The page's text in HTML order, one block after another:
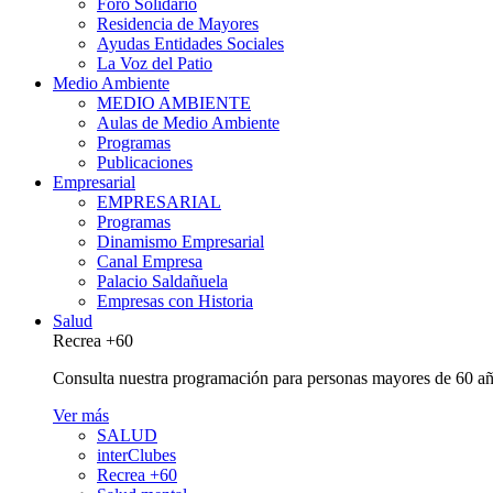
Foro Solidario
Residencia de Mayores
Ayudas Entidades Sociales
La Voz del Patio
Medio Ambiente
MEDIO AMBIENTE
Aulas de Medio Ambiente
Programas
Publicaciones
Empresarial
EMPRESARIAL
Programas
Dinamismo Empresarial
Canal Empresa
Palacio Saldañuela
Empresas con Historia
Salud
Recrea +60
Consulta nuestra programación para personas mayores de 60
Ver más
SALUD
interClubes
Recrea +60